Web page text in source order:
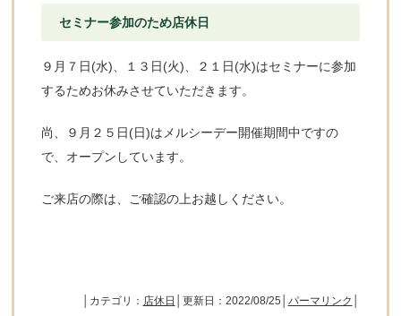
セミナー参加のため店休日
９月７日(水)、１３日(火)、２１日(水)はセミナーに参加
するためお休みさせていただきます。
尚、９月２５日(日)はメルシーデー開催期間中ですの
で、オープンしています。
ご来店の際は、ご確認の上お越しください。
│カテゴリ： 店休日 │更新日：2022/08/25│ パーマリンク